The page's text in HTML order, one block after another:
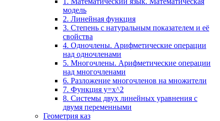
модель
2. Линейная функция
3. Степень с натуральным показателем и её
свойства
4. Одночлены. Арифметические операции
над одночленами
5. Многочлены. Арифметические операции
над многочленами
6. Разложение многочленов на множители
7. Функция y=x^2
8. Системы двух линейных уравнения с
двумя переменными
Геометрия каз